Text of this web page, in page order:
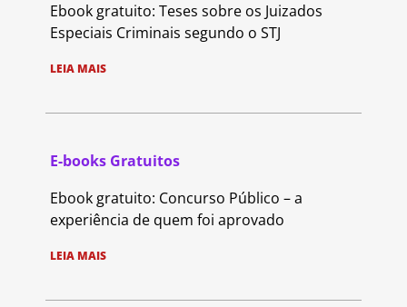
Ebook gratuito: Teses sobre os Juizados
Especiais Criminais segundo o STJ
LEIA MAIS
E-books Gratuitos
Ebook gratuito: Concurso Público – a
experiência de quem foi aprovado
LEIA MAIS